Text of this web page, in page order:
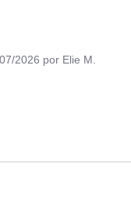
2026 por Elie M.